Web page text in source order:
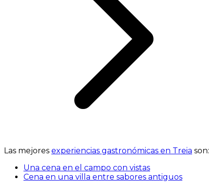
Las mejores experiencias gastronómicas en Treia son:
Una cena en el campo con vistas
Cena en una villa entre sabores antiguos